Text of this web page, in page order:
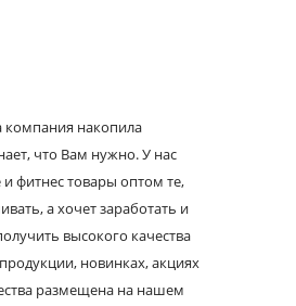
компания накопила
что Вам нужно. У нас
фитнес товары оптом те,
а хочет заработать и
высокого качества
новинках, акциях
размещена на нашем